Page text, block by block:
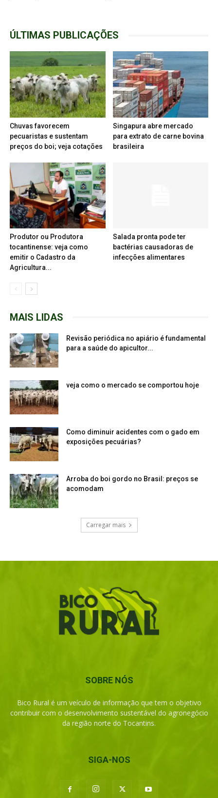
ÚLTIMAS PUBLICAÇÕES
Chuvas favorecem
pecuaristas e sustentam
preços do boi; veja cotações
Singapura abre mercado
para extrato de carne bovina
brasileira
Produtor ou Produtora
tocantinense: veja como
emitir o Cadastro da
Agricultura...
Salada pronta pode ter
bactérias causadoras de
infecções alimentares
MAIS LIDAS
Revisão periódica no apiário é fundamental
para a saúde do apicultor...
veja como o mercado se comportou hoje
Como diminuir acidentes com o gado em
exposições pecuárias?
Arroba do boi gordo no Brasil: preços se
acomodam
Carregar mais
SOBRE NÓS
Bico Rural é um veículo de informação que tem o objetivo
contribuir com o desenvolvimento sustentável do agronegócio
da região norte do Tocantins.
SIGA-NOS